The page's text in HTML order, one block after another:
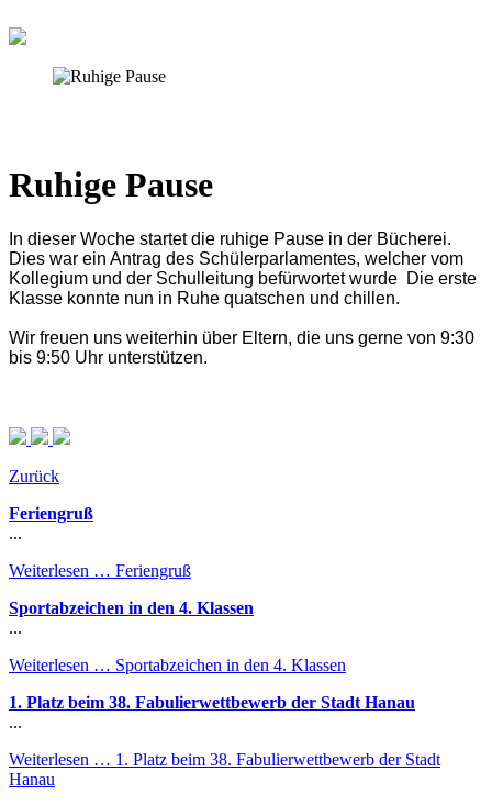
Ruhige Pause
In dieser Woche startet die ruhige Pause in der Bücherei.
Dies war ein Antrag des Schülerparlamentes, welcher vom
Kollegium und der Schulleitung befürwortet wurde Die erste
Klasse konnte nun in Ruhe quatschen und chillen.
Wir freuen uns weiterhin über Eltern, die uns gerne von 9:30
bis 9:50 Uhr unterstützen.
Zurück
Feriengruß
...
Weiterlesen … Feriengruß
Sportabzeichen in den 4. Klassen
...
Weiterlesen … Sportabzeichen in den 4. Klassen
1. Platz beim 38. Fabulierwettbewerb der Stadt Hanau
...
Weiterlesen … 1. Platz beim 38. Fabulierwettbewerb der Stadt
Hanau